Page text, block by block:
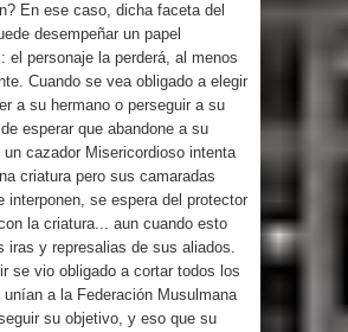
En ese caso, dicha faceta del
desempeñar un papel
el personaje la perderá, al menos
Cuando se vea obligado a elegir
a su hermano o perseguir a su
esperar que abandone a su
un cazador Misericordioso intenta
criatura pero sus camaradas
interponen, se espera del protector
la criatura... aun cuando esto
iras y represalias de sus aliados.
se vio obligado a cortar todos los
unían a la Federación Musulmana
su objetivo, y eso que su